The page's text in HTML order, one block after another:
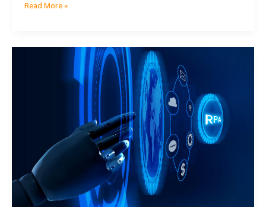
Read More »
Preparándose
Futuro